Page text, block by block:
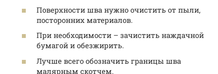
Поверхности шва нужно очистить от пыли,
посторонних материалов.
При необходимости – зачистить наждачной
бумагой и обезжирить.
Лучше всего обозначить границы шва
малярным скотчем.